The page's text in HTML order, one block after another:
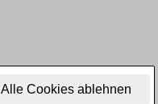
Alle Cookies ablehnen